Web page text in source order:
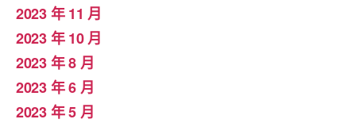
2023 年 11 月
2023 年 10 月
2023 年 8 月
2023 年 6 月
2023 年 5 月